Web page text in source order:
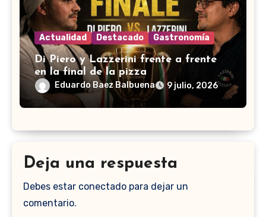
Actualidad Destacado Gastronomía
Di Piero y Lazzerini frente a frente
en la final de la pizza
Eduardo Baez Balbuena 9 julio, 2026
Deja una respuesta
Debes estar conectado para dejar un
comentario.